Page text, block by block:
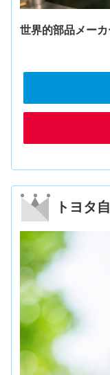
世界的部品メー
トヨタ